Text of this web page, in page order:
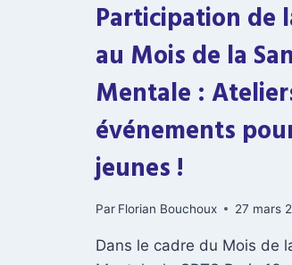
Participation de
au Mois de la
Mentale :
événements
jeunes !
Par Florian Bouchoux 27 mars
Dans le cadre du Mois de